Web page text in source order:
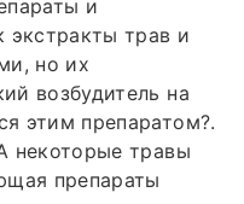
и
экстракты трав и
но их
возбудитель на
этим препаратом?.
некоторые травы
препараты